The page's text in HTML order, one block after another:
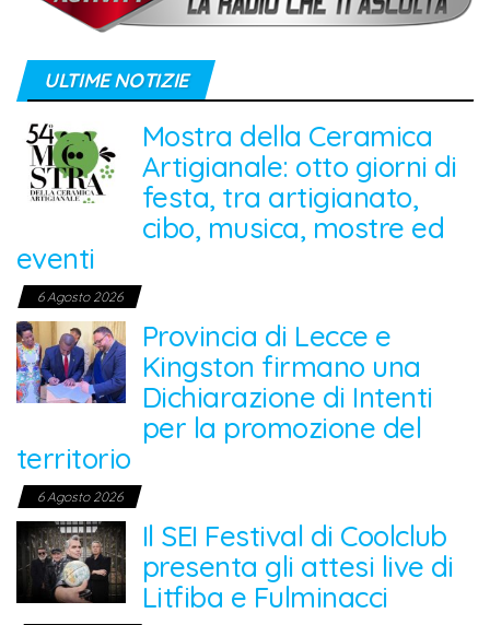
ULTIME NOTIZIE
Mostra della Ceramica
Artigianale: otto giorni di
festa, tra artigianato,
cibo, musica, mostre ed
eventi
6 Agosto 2026
Provincia di Lecce e
Kingston firmano una
Dichiarazione di Intenti
per la promozione del
territorio
6 Agosto 2026
Il SEI Festival di Coolclub
presenta gli attesi live di
Litfiba e Fulminacci